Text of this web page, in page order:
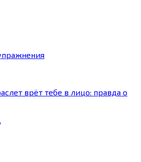
врёт тебе в лицо: правда о